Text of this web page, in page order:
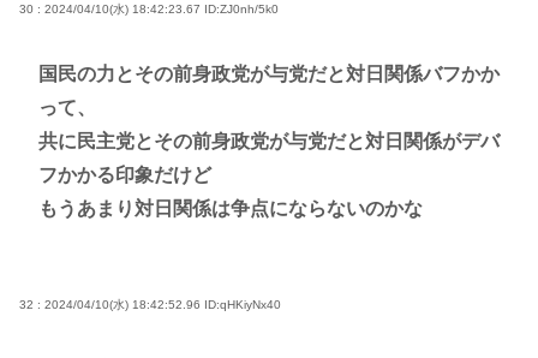
30 : 2024/04/10(水) 18:42:23.67 ID:ZJ0nh/5k0
国民の力とその前身政党が与党だと対日関係バフかか
って、
共に民主党とその前身政党が与党だと対日関係がデバ
フかかる印象だけど
もうあまり対日関係は争点にならないのかな
32 : 2024/04/10(水) 18:42:52.96 ID:qHKiyNx40